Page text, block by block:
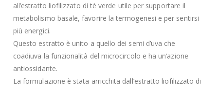
all’estratto liofilizzato di tè verde utile per supportare il
metabolismo basale, favorire la termogenesi e per sentirsi
più energici.
Questo estratto è unito a quello dei semi d’uva che
coadiuva la funzionalità del microcircolo e ha un’azione
antiossidante.
La formulazione è stata arricchita dall’estratto liofilizzato di